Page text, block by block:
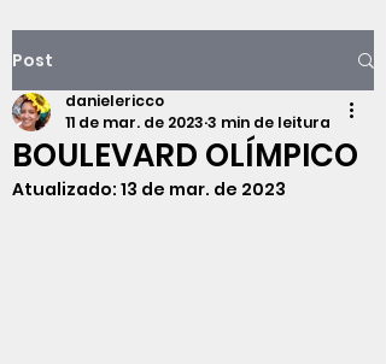
Post
BOULEVARD OLÍMPICO
danielericco
11 de mar. de 2023 3 min de leitura
Atualizado: 13 de mar. de 2023